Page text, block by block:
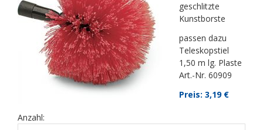
geschlitzte
Kunstborste
passen dazu
Teleskopstiel
1,50 m lg. Plaste
Art.-Nr. 60909
Preis: 3,19 €
Anzahl: